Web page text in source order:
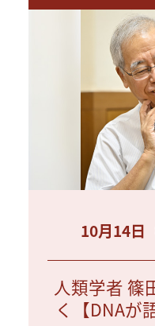
10月14日
人類学者 篠
く【DNAが